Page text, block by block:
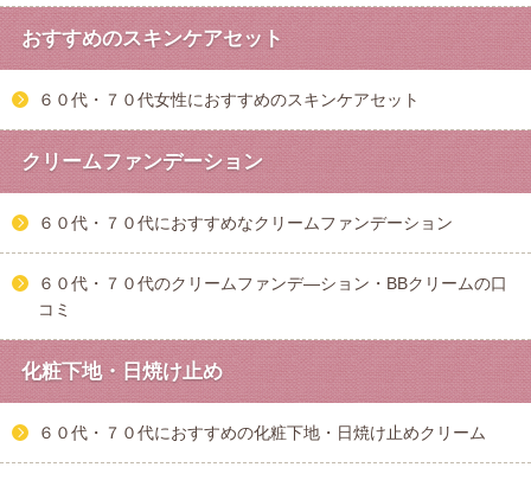
おすすめのスキンケアセット
６０代・７０代女性におすすめのスキンケアセット
クリームファンデーション
６０代・７０代におすすめなクリームファンデーション
６０代・７０代のクリームファンデ―ション・BBクリームの口
コミ
化粧下地・日焼け止め
６０代・７０代におすすめの化粧下地・日焼け止めクリーム